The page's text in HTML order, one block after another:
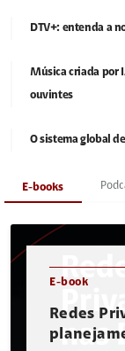
DTV+: entenda a
Música criada por
ouvintes
O sistema global
E-books
E-book
Redes